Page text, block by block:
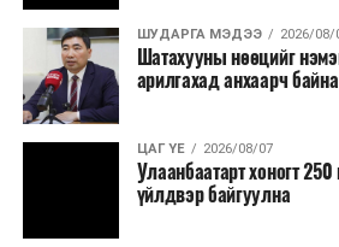
ШУДАРГА МЭДЭЭ 2026/08/
Шатахууны нөөцийг
арилгахад анхаарч байна
ЦАГ ҮЕ 2026/08/07
Улаанбаатарт хоногт
үйлдвэр байгуулна